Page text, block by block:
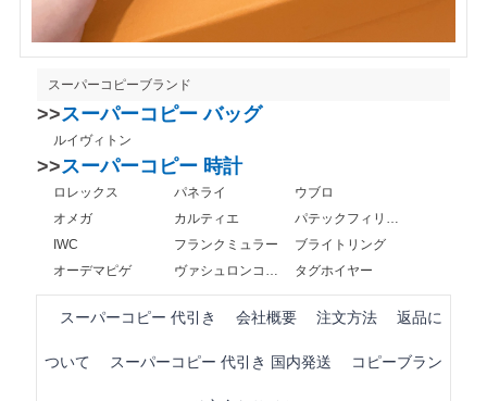
スーパーコピーブランド
>>スーパーコピー バッグ
ルイヴィトン
>>スーパーコピー 時計
ロレックス パネライ
ウブロ
オメガ
カルティエ
パテックフィリップ
IWC
フランクミュラー
ブライトリング
オーデマピゲ
ヴァシュロンコンスタンタン タグホイヤー
スーパーコピー 代引き 会社概要 注文方法 返品に
ついて スーパーコピー 代引き 国内発送 コピーブラン